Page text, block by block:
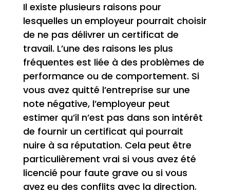
Il existe plusieurs raisons pour
lesquelles un employeur pourrait choisir
de ne pas délivrer un certificat de
travail. L’une des raisons les plus
fréquentes est liée à des problèmes de
performance ou de comportement. Si
vous avez quitté l’entreprise sur une
note négative, l’employeur peut
estimer qu’il n’est pas dans son intérêt
de fournir un certificat qui pourrait
nuire à sa réputation. Cela peut être
particulièrement vrai si vous avez été
licencié pour faute grave ou si vous
avez eu des conflits avec la direction.